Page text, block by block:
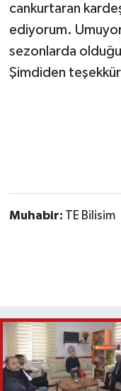
cankurtaran
ediyorum.
sezonlarda olduğu
Şimdiden
Muhabir: TE Bilisim